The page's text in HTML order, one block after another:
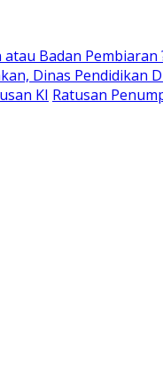
Badan Pembiaran
Dinas Pendidikan
KI Ratusan